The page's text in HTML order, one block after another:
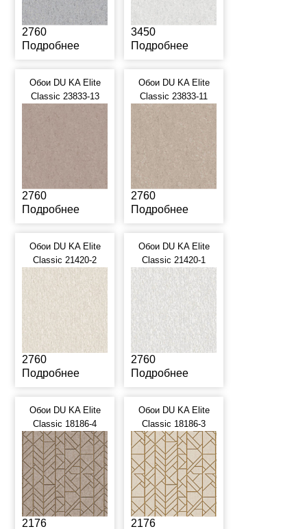
2760
Подробнее
3450
Подробнее
Обои DU KA Elite
Classic 23833-13
2760
Подробнее
Обои DU KA Elite
Classic 23833-11
2760
Подробнее
Обои DU KA Elite
Classic 21420-2
2760
Подробнее
Обои DU KA Elite
Classic 21420-1
2760
Подробнее
Обои DU KA Elite
Classic 18186-4
2176
Обои DU KA Elite
Classic 18186-3
2176